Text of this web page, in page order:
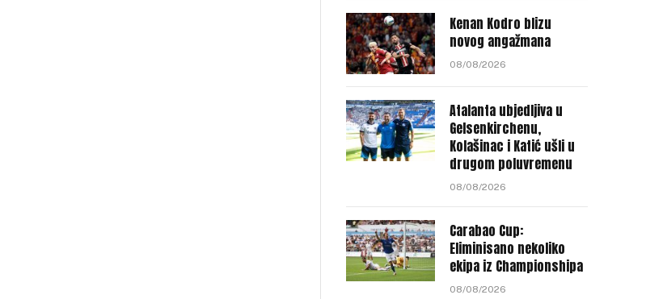
Kenan Kodro blizu
novog angažmana
08/08/2026
Atalanta ubjedljiva u
Gelsenkirchenu,
Kolašinac i Katić ušli u
drugom poluvremenu
08/08/2026
Carabao Cup:
Eliminisano nekoliko
ekipa iz Championshipa
08/08/2026